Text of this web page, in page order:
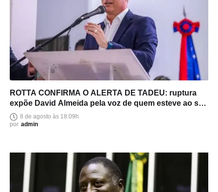
ROTTA CONFIRMA O ALERTA DE TADEU: ruptura
expõe David Almeida pela voz de quem esteve ao seu
lado8 de agosto às 18:09h
por admin